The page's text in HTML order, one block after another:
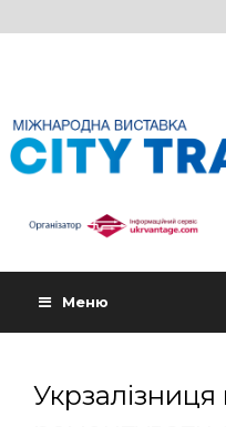
Меню
Укрзалізниця